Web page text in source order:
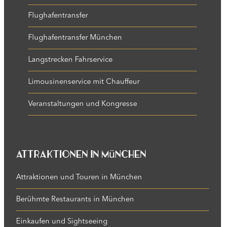
Flughafentransfer
Flughafentransfer München
Langstrecken Fahrservice
Limousinenservice mit Chauffeur
Veranstaltungen und Kongresse
Attraktionen in München
Attraktionen und Touren in München
Berühmte Restaurants in München
Einkaufen und Sightseeing